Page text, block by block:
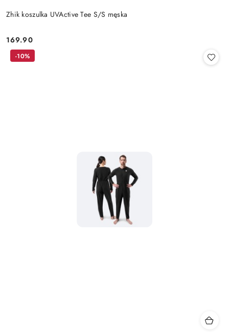
Zhik koszulka UVActive Tee S/S męska
Cena:
169.90
-10%